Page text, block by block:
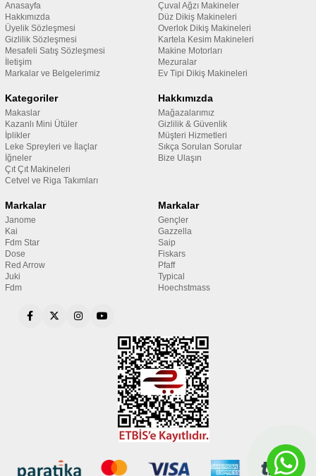
Anasayfa
Hakkımızda
Üyelik Sözleşmesi
Gizlilik Sözleşmesi
Mesafeli Satış Sözleşmesi
İletişim
Markalar ve Belgelerimiz
Çuval Ağzı Makineler
Düz Dikiş Makineleri
Overlok Dikiş Makineleri
Kartela Kesim Makineleri
Makine Motorları
Mezuralar
Ev Tipi Dikiş Makineleri
Kategoriler
Makaslar
Kazanlı Mini Ütüler
İplikler
Leke Spreyleri ve İlaçlar
İğneler
Çıt Çıt Makineleri
Cetvel ve Riga Takımları
Hakkımızda
Mağazalarımız
Gizlilik & Güvenlik
Müşteri Hizmetleri
Sıkça Sorulan Sorular
Bize Ulaşın
Markalar
Janome
Kai
Fdm Star
Dose
Red Arrow
Juki
Fdm
Markalar
Gençler
Gazzella
Saip
Fiskars
Pfaff
Typical
Hoechstmass